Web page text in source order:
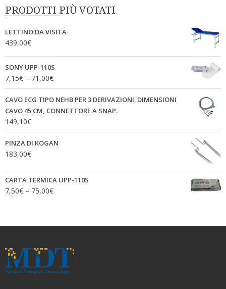
PRODOTTI PIÙ VOTATI
LETTINO DA VISITA
439,00€
SONY UPP-110S
7,15€ – 71,00€
CAVO ECG TIPO NEHB PER 3 DERIVAZIONI. DIMENSIONI
CAVO 45 CM, CONNETTORE A SNAP.
149,10€
PINZA DI KOGAN
183,00€
CARTA TERMICA UPP-110S
7,50€ – 75,00€